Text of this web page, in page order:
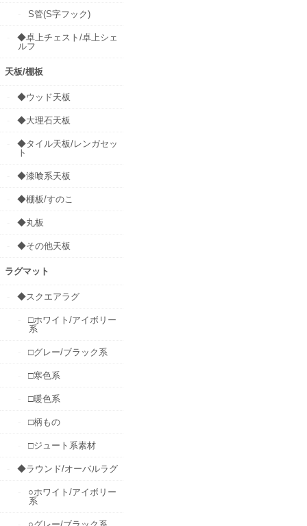
S管(S字フック)
◆卓上チェスト/卓上シェ
ルフ
天板/棚板
◆ウッド天板
◆大理石天板
◆タイル天板/レンガセッ
ト
◆漆喰系天板
◆棚板/すのこ
◆丸板
◆その他天板
ラグマット
◆スクエアラグ
□ホワイト/アイボリー
系
□グレー/ブラック系
□寒色系
□暖色系
□柄もの
□ジュート系素材
◆ラウンド/オーバルラグ
○ホワイト/アイボリー
系